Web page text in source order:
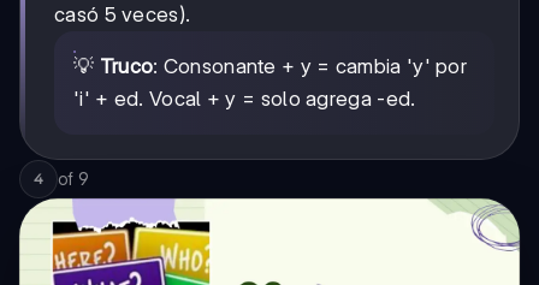
casó 5 veces).
💡 Truco: Consonante + y = cambia 'y' por
'i' + ed. Vocal + y = solo agrega -ed.
4 of 9